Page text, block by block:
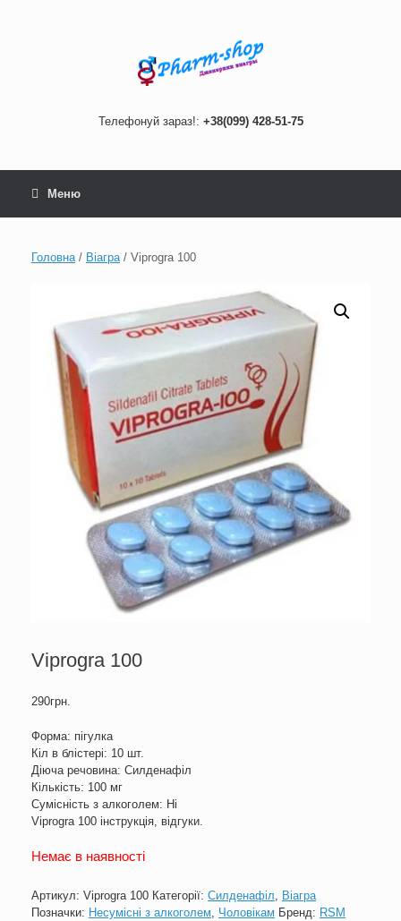
Телефонуй зараз!: +38(099) 428-51-75
Меню
Головна/ Віагра/ Viprogra 100
Viprogra 100
290грн.
Форма: пігулка
Кіл в блістері: 10 шт.
Діюча речовина: Силденафіл
Кількість: 100 мг
Сумісність з алкоголем: Ні
Viprogra 100 інструкція, відгуки.
Немає в наявності
Артикул: Viprogra 100 Категорії: Силденафіл
Віагра
Позначки: Несумісні з алкоголем Чоловікам Бренд: RSM